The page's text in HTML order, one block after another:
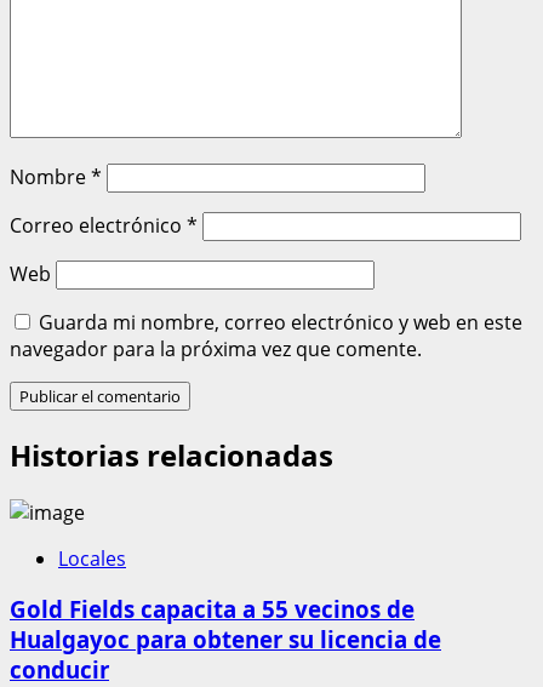
Nombre*
Correo electrónico *
Web
Guarda mi nombre, correo electrónico y web en este
navegador para la próxima vez que comente.
Historias relacionadas
Locales
Gold Fields capacita a 55 vecinos de
Hualgayoc para obtener su licencia de
conducir